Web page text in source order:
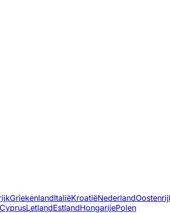
GriekenlandItaliëKroatiëNederland
CyprusLetlandEstlandHongarijePolen